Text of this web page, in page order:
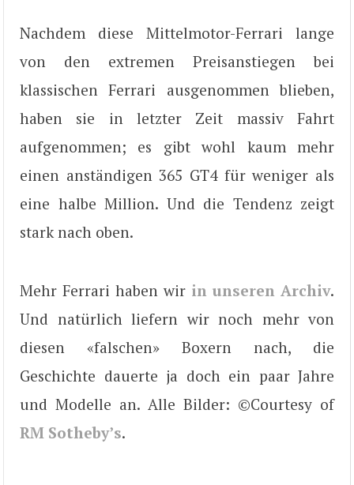
Nachdem diese Mittelmotor-Ferrari lange
von den extremen Preisanstiegen bei
klassischen Ferrari ausgenommen blieben,
haben sie in letzter Zeit massiv Fahrt
aufgenommen; es gibt wohl kaum mehr
einen anständigen 365 GT4 für weniger als
eine halbe Million. Und die Tendenz zeigt
stark nach oben.
Mehr Ferrari haben wir in unseren Archiv.
Und natürlich liefern wir noch mehr von
diesen «falschen» Boxern nach, die
Geschichte dauerte ja doch ein paar Jahre
und Modelle an. Alle Bilder: ©Courtesy of
RM Sotheby’s.